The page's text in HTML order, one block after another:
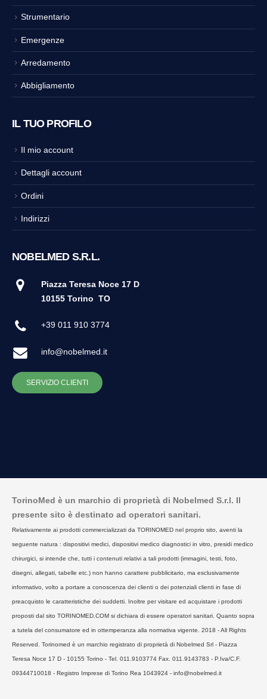
Strumentario
Emergenze
Arredamento
Abbigliamento
IL TUO PROFILO
Il mio account
Dettagli account
Ordini
Indirizzi
NOBELMED S.R.L.
Piazza Teresa Noce 17 D
10155 Torino TO
+39 011 910 3774
info@nobelmed.it
SERVIZIO CLIENTI
TorinoMed è un marchio di proprietà di Nobelmed S.r.l. Il
presente sito è destinato ad operatori sanitari.
Relativamente ai prodotti commercializzati da TORINOMED nel proprio sito, aventi la
seguente natura : dispositivi medici, dispositivi medico diagnostici in vitro, presidi medico
chirurgici, si intende che, tutti i contenuti relativi a tali prodotti (immagini, testi, foto,
disegni, allegati, tabelle etc.) non hanno carattere pubblicitario, ma esclusivamente
informativo, volto a portare a conoscenza dei clienti o dei potenziali clienti in fase di
preacquisto le caratteristiche dei suddetti. Inoltre per visitare ed acquistare i prodotti
proposti dal sito TORINOMED.COM si dichiara di essere operatori sanitari. Quanto sopra
a tutela del consumatore ed in ottemperanza alla normativa vigente. 2018 - All Rights
Reserved. Torinomed è un marchio registrato di proprietà di Nobelmed Srl - Piazza
Teresa Noce 17 D - 10155 Torino - Tel. 011.9103774 Fax. 011.9143783 - P.Iva/C.F.
09344710018 - Registro Imprese di Torino Rea 1043924 - info@nobelmed.it